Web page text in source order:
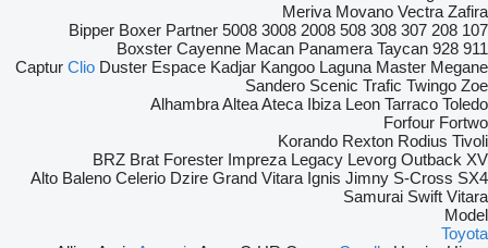
Meriva Movano Vectra Zafira
107
208
307
308
508
2008
3008
5008
Bipper Boxer Partner
911
928
Boxster Cayenne Macan Panamera Taycan
Captur Clio Duster Espace Kadjar Kangoo Laguna Master Megane
Sandero Scenic Trafic Twingo Zoe
AlhambraAlteaAteca Ibiza Leon Tarraco Toledo
Forfour Fortwo
Korando Rexton Rodius Tivoli
BRZ Brat Forester Impreza Legacy Levorg Outback XV
Alto Baleno Celerio Dzire Grand Vitara Ignis Jimny S-Cross SX4
Samurai Swift Vitara
Model
Toyota